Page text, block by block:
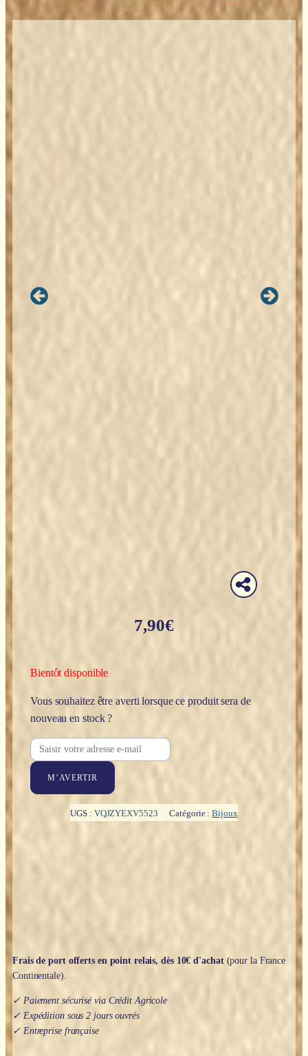
7,90€
Bientôt disponible
Vous souhaitez être averti lorsque ce produit sera de
nouveau en stock ?
M’AVERTIR
UGS : VQJZYEXV5523 Catégorie :Bijoux
Frais de port offerts en point relais, dès 10€ d'achat(pour la France
Continentale).
✓ Paiement sécurisé via Crédit Agricole
✓ Expédition sous 2 jours ouvrés
✓ Entreprise française